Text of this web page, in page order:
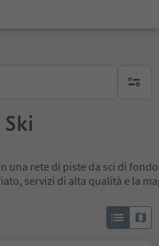
una rete di piste da sci di
servizi di alta qualità e la